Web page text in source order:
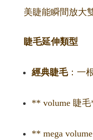
美睫能瞬間放大
睫毛延伸類型
經典睫毛：一
** volume 睫
** mega